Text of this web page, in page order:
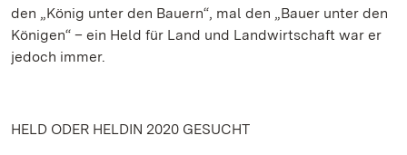
den „König unter den Bauern“, mal den „Bauer unter den
Königen“ – ein Held für Land und Landwirtschaft war er
jedoch immer.
HELD ODER HELDIN 2020 GESUCHT